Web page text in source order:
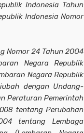
Indonesia Tahun
Indonesia Nomor
Nomor 24 Tahun 2OO4
Negara Republik
Negara Republik
dengan Undang-
Peraturan Pemerintah
tentang Perubahan
tentang Lembaga